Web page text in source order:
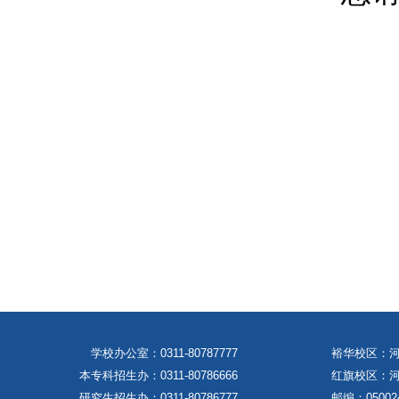
学校办公室： 0311-80787777
本专科招生办： 0311-80786666
裕华校区：
红旗校区：